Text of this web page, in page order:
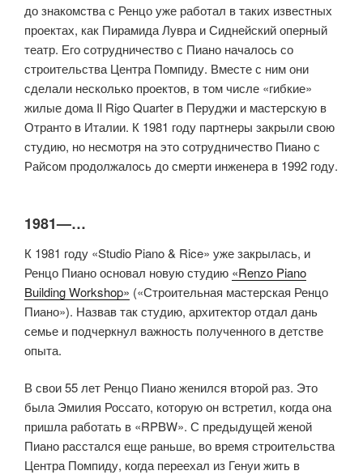
до знакомства с Ренцо уже работал в таких известных
проектах, как Пирамида Лувра и Сиднейский оперный
театр. Его сотрудничество с Пиано началось со
строительства Центра Помпиду. Вместе с ним они
сделали несколько проектов, в том числе «гибкие»
жилые дома Il Rigo Quarter в Перуджи и мастерскую в
Отранто в Италии. К 1981 году партнеры закрыли свою
студию, но несмотря на это сотрудничество Пиано с
Райсом продолжалось до смерти инженера в 1992 году.
1981—…
К 1981 году «Studio Piano & Rice» уже закрылась, и
Ренцо Пиано основал новую студию «Renzo Piano
Building Workshop» («Строительная мастерская Ренцо
Пиано»). Назвав так студию, архитектор отдал дань
семье и подчеркнул важность полученного в детстве
опыта.
В свои 55 лет Ренцо Пиано женился второй раз. Это
была Эмилия Россато, которую он встретил, когда она
пришла работать в «RPBW». С предыдущей женой
Пиано расстался еще раньше, во время строительства
Центра Помпиду, когда переехал из Генуи жить в